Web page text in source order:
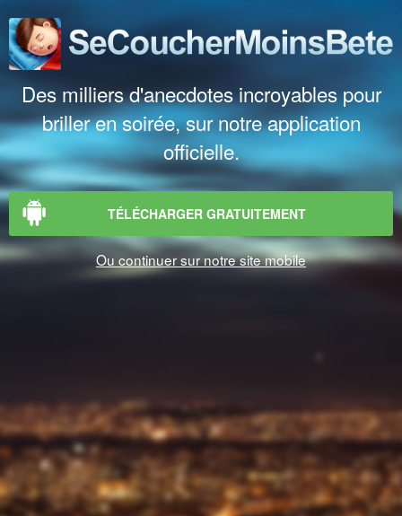
Des milliers d'anecdotes incroyables pour
briller en soirée, sur notre application
officielle.
TÉLÉCHARGER GRATUITEMENT
Ou continuer sur notre site mobile